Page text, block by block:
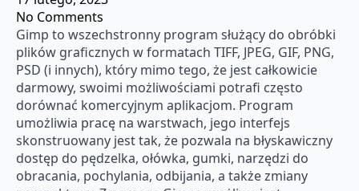
No Comments
Gimp to wszechstronny program służący do obróbki
plików graficznych w formatach TIFF, JPEG, GIF, PNG,
PSD (i innych), który mimo tego, że jest całkowicie
darmowy, swoimi możliwościami potrafi często
dorównać komercyjnym aplikacjom. Program
umożliwia pracę na warstwach, jego interfejs
skonstruowany jest tak, że pozwala na błyskawiczny
dostęp do pędzelka, ołówka, gumki, narzędzi do
obracania, pochylania, odbijania, a także zmiany